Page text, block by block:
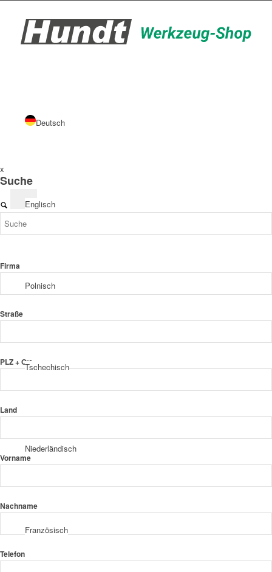
Deutsch
Englisch
Polnisch
Tschechisch
Niederländisch
Französisch
x
Suche
Firma
Straße
PLZ + Ort
Land
Vorname
Nachname
Telefon